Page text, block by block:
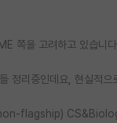
쪽을 고려하고 있습니
정리중인데요, 현실적
flagship)